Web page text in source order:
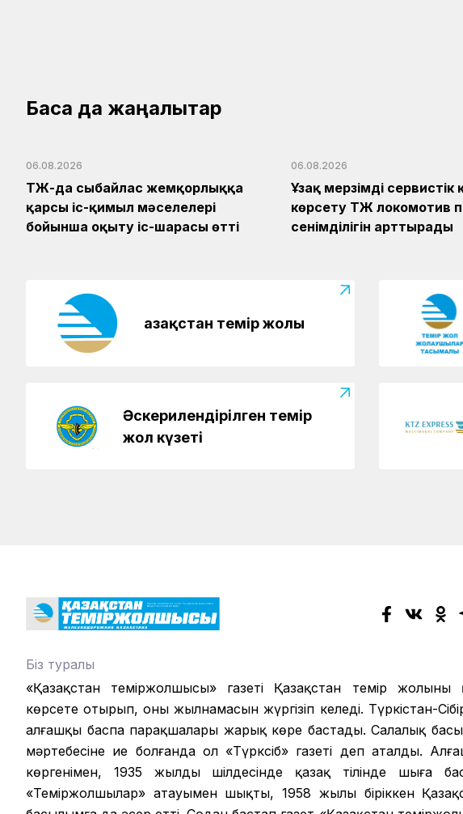
Басқа да жаңалықтар
06.08.2026
ҚТЖ-да сыбайлас жемқорлыққа
қарсы іс-қимыл мәселелері
бойынша оқыту іс-шарасы өтті
06.08.2026
Ұзақ мерзімді сервистік
көрсету ҚТЖ локомотив
сенімділігін арттырады
Қазақстан темір жолы
Әскерилендірілген темір
жол күзеті
Біз туралы
«Қазақстан теміржолшысы» газеті Қазақстан темір жолының
көрсете отырып, оның жылнамасын жүргізіп келеді. Түркістан-
алғашқы баспа парақшалары жарық көре бастады. Салалық
мәртебесіне ие болғанда ол «Түрксіб» газеті деп аталды.
көргенімен, 1935 жылдың шілдесінде қазақ тілінде шыға
«Теміржолшылар» атауымен шықты, 1958 жылы біріккен